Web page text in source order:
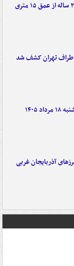
نجات معجزه‌آسای کارگر ۲۲ ساله از عمق ۱۵ متری
تهران کشف شد
۱۴۰۵